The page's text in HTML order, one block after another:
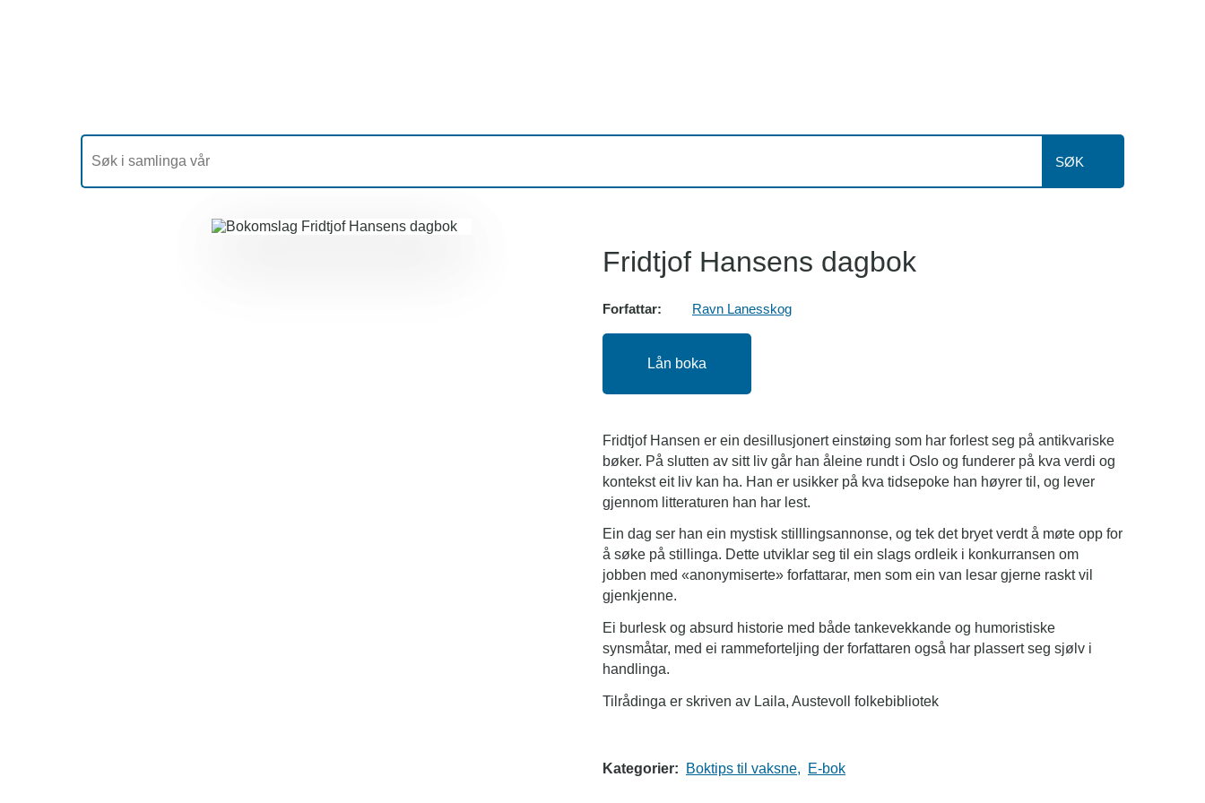
SØK
Fridtjof Hansens dagbok
Forfattar: Ravn Lanesskog
Lån boka
Fridtjof Hansen er ein desillusjonert einstøing som har forlest seg på antikvariske
bøker. På slutten av sitt liv går han åleine rundt i Oslo og funderer på kva verdi og
kontekst eit liv kan ha. Han er usikker på kva tidsepoke han høyrer til, og lever
gjennom litteraturen han har lest.
Ein dag ser han ein mystisk stilllingsannonse, og tek det bryet verdt å møte opp for
å søke på stillinga. Dette utviklar seg til ein slags ordleik i konkurransen om
jobben med «anonymiserte» forfattarar, men som ein van lesar gjerne raskt vil
gjenkjenne.
Ei burlesk og absurd historie med både tankevekkande og humoristiske
synsmåtar, med ei rammeforteljing der forfattaren også har plassert seg sjølv i
handlinga.
Tilrådinga er skriven av Laila, Austevoll folkebibliotek
Kategorier: Boktips til vaksne, E-bok